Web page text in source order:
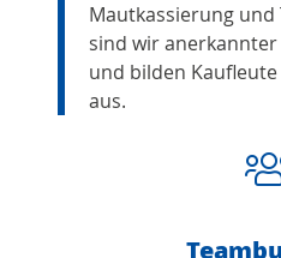
Mautkassierung und
sind wir
und bilden
aus.